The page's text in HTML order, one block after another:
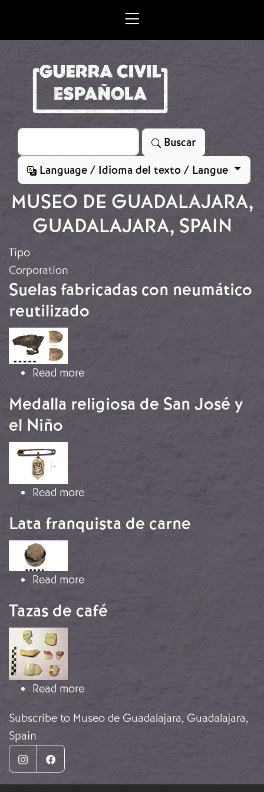
Search
Buscar
Language / Idioma del texto / Langue
MUSEO DE GUADALAJARA,
GUADALAJARA, SPAIN
Tipo
Corporation
Suelas fabricadas con neumático
reutilizado
Image
Read moreabout Suelas fabricadas con
Medalla religiosa de San José y
el Niño
Image
Read moreabout Medalla religiosa de San José
Lata franquista de carne
Image
Read moreabout Lata franquista de carne
Tazas de café
Image
Read moreabout Tazas de café
Subscribe to Museo de Guadalajara, Guadalajara,
Spain
InstagramFacebook